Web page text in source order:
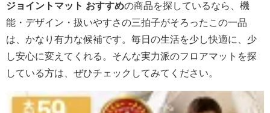
ジョイントマット おすすめの商品を探しているなら、機
能・デザイン・扱いやすさの三拍子がそろったこの一品
は、かなり有力な候補です。毎日の生活を少し快適に、少
し安心に変えてくれる。そんな実力派のフロアマットを探
している方は、ぜひチェックしてみてください。